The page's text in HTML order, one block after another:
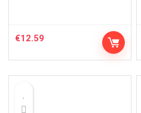
€12.59